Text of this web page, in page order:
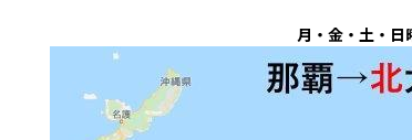
月・金・土・日